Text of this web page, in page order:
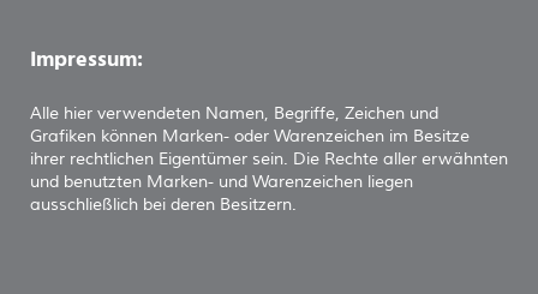
Impressum:
Alle hier verwendeten Namen, Begriffe, Zeichen und
Grafiken können Marken- oder Warenzeichen im Besitze
ihrer rechtlichen Eigentümer sein. Die Rechte aller erwähnten
und benutzten Marken- und Warenzeichen liegen
ausschließlich bei deren Besitzern.